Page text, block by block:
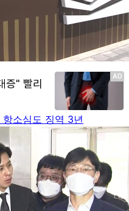
소심도 징역 3년